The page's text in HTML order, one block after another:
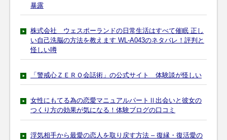
暴露
株式会社 ウェスポーランドの日常生活はすべて催眠 正し
い自己洗脳の方法を教えます WL-A043のネタバレ！評判と
怪しい噂
「警戒心ＺＥＲＯ会話術」の公式サイト 体験談が怪しい
女性にもてる為の恋愛マニュアルパートⅡ出会いと彼女の
つくり方の効果が気になる！体験ブログの口コミ
浮気相手から最愛の恋人を取り戻す方法 – 復縁・復活愛の